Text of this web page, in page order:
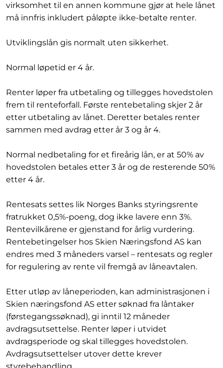
virksomhet til en annen kommune gjør at hele lånet
må innfris inkludert påløpte ikke-betalte renter.
Utviklingslån gis normalt uten sikkerhet.
Normal løpetid er 4 år.
Renter løper fra utbetaling og tillegges hovedstolen
frem til renteforfall. Første rentebetaling skjer 2 år
etter utbetaling av lånet. Deretter betales renter
sammen med avdrag etter år 3 og år 4.
Normal nedbetaling for et fireårig lån, er at 50% av
hovedstolen betales etter 3 år og de resterende 50%
etter 4 år.
Rentesats settes lik Norges Banks styringsrente
fratrukket 0,5%-poeng, dog ikke lavere enn 3%.
Rentevilkårene er gjenstand for årlig vurdering.
Rentebetingelser hos Skien Næringsfond AS kan
endres med 3 måneders varsel – rentesats og regler
for regulering av rente vil fremgå av låneavtalen.
Etter utløp av låneperioden, kan administrasjonen i
Skien næringsfond AS etter søknad fra låntaker
(førstegangssøknad), gi inntil 12 måneder
avdragsutsettelse. Renter løper i utvidet
avdragsperiode og skal tillegges hovedstolen.
Avdragsutsettelser utover dette krever